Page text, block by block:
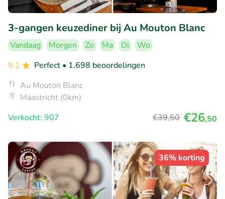
3-gangen keuzediner bij Au Mouton Blanc
Vandaag Morgen Zo Ma Di
Wo
9.1
Perfect • 1.698 beoordelingen
Au Mouton Blanc
Maastricht (0km)
Verkocht: 907
€39,50 €26,50
36% korting